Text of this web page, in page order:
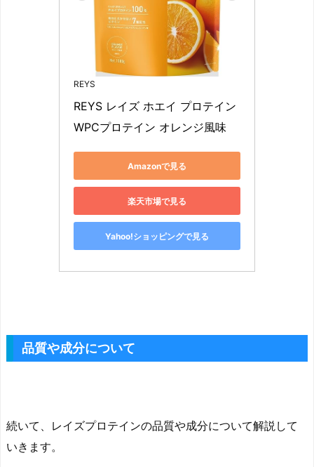
REYS
REYS レイズ ホエイ プロテイン
WPCプロテイン オレンジ風味
Amazonで見る
楽天市場で見る
Yahoo!ショッピングで見る
品質や成分について
続いて、レイズプロテインの品質や成分について解説して
いきます。